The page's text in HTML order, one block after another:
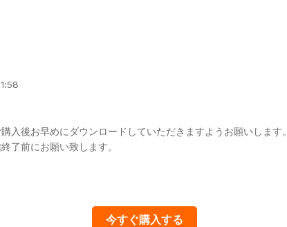
後お早めにダウンロードしていただきますようお願いします。
了前にお願い致します。
今すぐ購入する